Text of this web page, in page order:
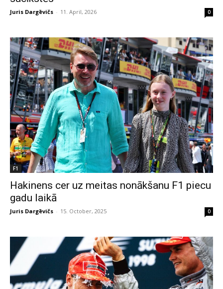
Juris Dargēvičs - 11. April, 2026 0
F1
Hakinens cer uz meitas nonākšanu F1 piecu
gadu laikā
Juris Dargēvičs - 15. October, 2025 0